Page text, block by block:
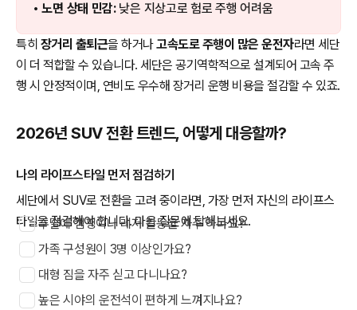
• 노면 상태 민감:낮은 지상고로 험로 주행 어려움
특히 장거리 출퇴근을 하거나고속도로 주행이 많은 운전자라면 세단
이 더 적합할 수 있습니다. 세단은 공기역학적으로 설계되어 고속 주
행 시 안정적이며, 연비도 우수해 장거리 운행 비용을 절감할 수 있죠.
2026년 SUV 전환 트렌드, 어떻게 대응할까?
나의 라이프스타일 먼저 점검하기
세단에서 SUV로 전환을 고려 중이라면, 가장 먼저 자신의 라이프스
타일을 점검해야 합니다. 다음 질문에 답해보세요.
주말에 캠핑이나 레저 활동을 자주 하나요?
가족 구성원이 3명 이상인가요?
대형 짐을 자주 싣고 다니나요?
높은 시야의 운전석이 편하게 느껴지나요?